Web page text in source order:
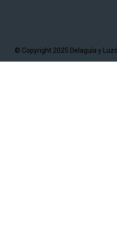
© Copyright 2025 Delaguía y